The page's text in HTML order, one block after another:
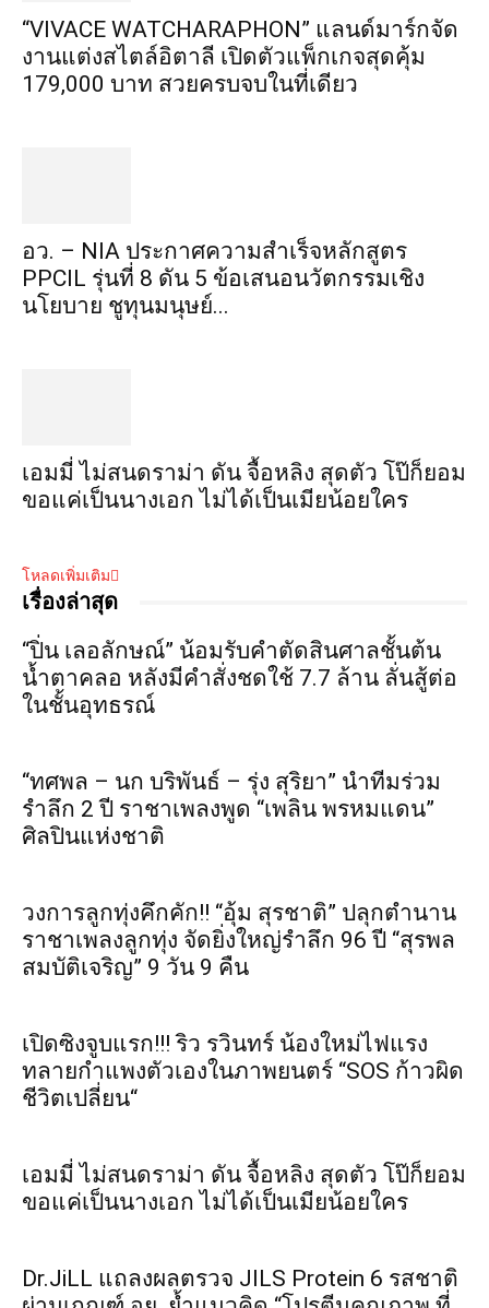
“VIVACE WATCHARAPHON” แลนด์มาร์กจัด
งานแต่งสไตล์อิตาลี เปิดตัวแพ็กเกจสุดคุ้ม
179,000 บาท สวยครบจบในที่เดียว
อว. – NIA ประกาศความสำเร็จหลักสูตร
PPCIL รุ่นที่ 8 ดัน 5 ข้อเสนอนวัตกรรมเชิง
นโยบาย ชูทุนมนุษย์...
เอมมี่ ไม่สนดราม่า ดัน จื้อหลิง สุดตัว โป๊ก็ยอม
ขอแค่เป็นนางเอก ไม่ได้เป็นเมียน้อยใคร
โหลดเพิ่มเติม
เรื่องล่าสุด
“ปิ่น เลอลักษณ์” น้อมรับคำตัดสินศาลชั้นต้น
น้ำตาคลอ หลังมีคำสั่งชดใช้ 7.7 ล้าน ลั่นสู้ต่อ
ในชั้นอุทธรณ์
“ทศพล – นก บริพันธ์ – รุ่ง สุริยา” นำทีมร่วม
รำลึก 2 ปี ราชาเพลงพูด “เพลิน พรหมแดน”
ศิลปินแห่งชาติ
วงการลูกทุ่งคึกคัก!! “อุ้ม สุรชาติ” ปลุกตำนาน
ราชาเพลงลูกทุ่ง จัดยิ่งใหญ่รำลึก 96 ปี “สุรพล
สมบัติเจริญ” 9 วัน 9 คืน
เปิดซิงจูบแรก!!! ริว รวินทร์ น้องใหม่ไฟแรง
ทลายกำแพงตัวเองในภาพยนตร์ “SOS ก้าวผิด
ชีวิตเปลี่ยน“
เอมมี่ ไม่สนดราม่า ดัน จื้อหลิง สุดตัว โป๊ก็ยอม
ขอแค่เป็นนางเอก ไม่ได้เป็นเมียน้อยใคร
Dr.JiLL แถลงผลตรวจ JILS Protein 6 รสชาติ